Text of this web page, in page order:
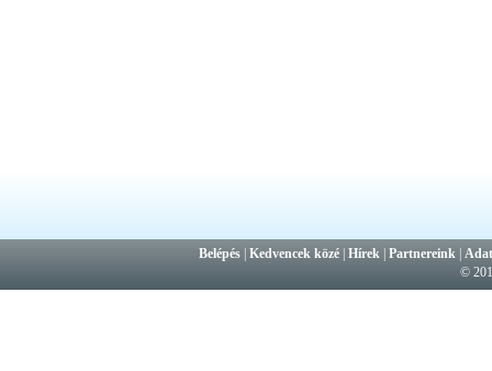
Belépés |Kedvencek közé |Hírek |Partnereink |
©